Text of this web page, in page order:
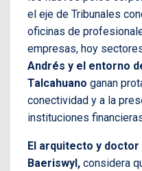
el eje de Tribunales
oficinas de
empresas, hoy
Andrés y el entorno
Talcahuano ganan
conectividad y a la
instituciones
El arquitecto y
Baeriswyl, considera